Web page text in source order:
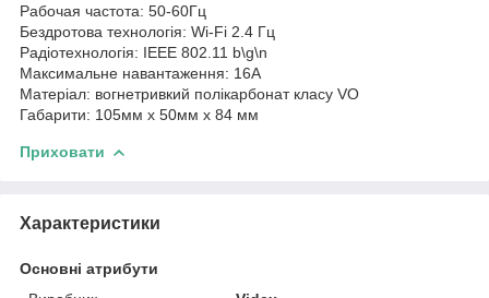
Рабочая частота: 50-60Гц
Бездротова технологія: Wi-Fi 2.4 Гц
Радіотехнологія: IEEE 802.11 b\g\n
Максимальне навантаження: 16А
Матеріал: вогнетривкий полікарбонат класу VO
Габарити: 105мм х 50мм х 84 мм
Приховати
Характеристики
Основні атрибути